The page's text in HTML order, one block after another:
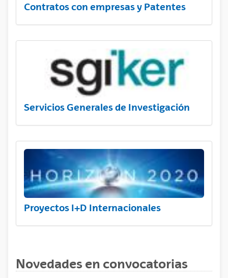
Contratos con empresas y Patentes
Servicios Generales de Investigación
Proyectos I+D Internacionales
Novedades en convocatorias